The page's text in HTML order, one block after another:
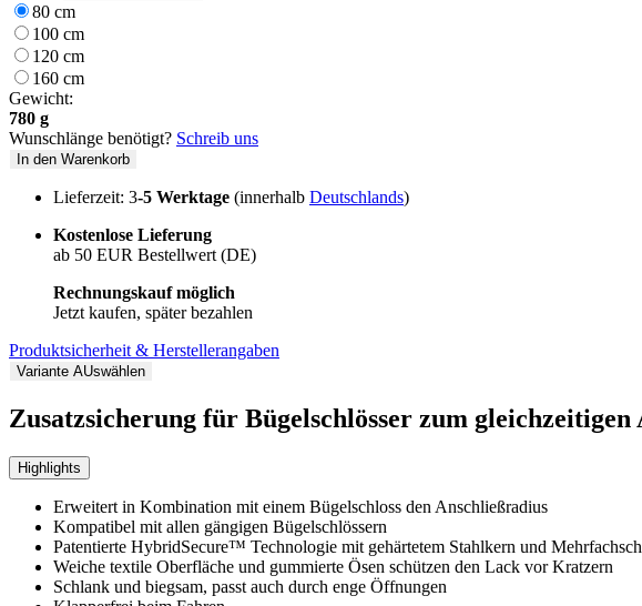
80 cm
100 cm
120 cm
160 cm
Gewicht:
780 g
Wunschlänge benötigt? Schreib uns
In den Warenkorb
Lieferzeit: 3-5 Werktage (innerhalb Deutschlands)
Kostenlose Lieferung
ab 50 EUR Bestellwert (DE)
Rechnungskauf möglich
Jetzt kaufen, später bezahlen
Produktsicherheit & Herstellerangaben
Variante AUswählen
Zusatzsicherung für Bügelschlösser zum
Highlights
Erweitert in Kombination mit einem Bügelschloss den Anschließradius
Kompatibel mit allen gängigen Bügelschlössern
Patentierte HybridSecure™ Technologie mit gehärtetem Stahlkern und
Weiche textile Oberfläche und gummierte Ösen schützen den Lack vor Kratzern
Schlank und biegsam, passt auch durch enge Öffnungen